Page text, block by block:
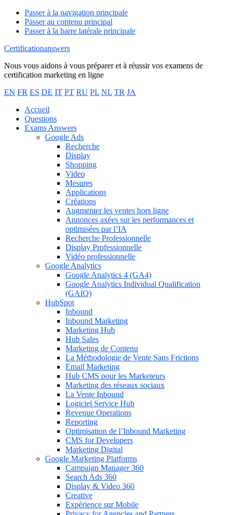
Passer à la navigation principale
Passer au contenu principal
Passer à la barre latérale principale
Certificationanswers
Nous vous aidons à vous préparer et à réussir vos examens de
certification marketing en ligne
EN FR ES DE IT PT RU PL NL TR JA
Accueil
Questions
Exams Answers
Google Ads
Recherche
Display
Shopping
Video
Mesures
Applications
Créations
Augmenter les ventes hors ligne
Annonces axées sur les performances et
optimisées par l’IA
Recherche Professionnelle
Display Professionnelle
Vidéo professionnelle
Google Analytics
Google Analytics 4 (GA4)
Google Analytics Individual Qualification
(GAIQ)
HubSpot
Inbound
Inbound Marketing
Marketing Hub
Hub Sales
Marketing de Contenu
La Méthodologie de Vente Sans Frictions
Email Marketing
Hub CMS pour les Marketeurs
Marketing des réseaux sociaux
La Vente Inbound
Logiciel Service Hub
Revenue Operations
Reporting
Optimisation de l’Inbound Marketing
CMS for Developers
Marketing Digital
Google Marketing Platforms
Campaign Manager 360
Search Ads 360
Display & Video 360
Creative
Expérience sur Mobile